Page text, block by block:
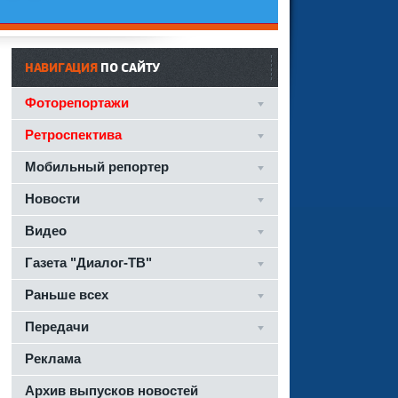
НАВИГАЦИЯПО САЙТУ
Фоторепортажи
Ретроспектива
Мобильный репортер
Новости
Видео
Газета "Диалог-ТВ"
Раньше всех
Передачи
Реклама
Архив выпусков новостей